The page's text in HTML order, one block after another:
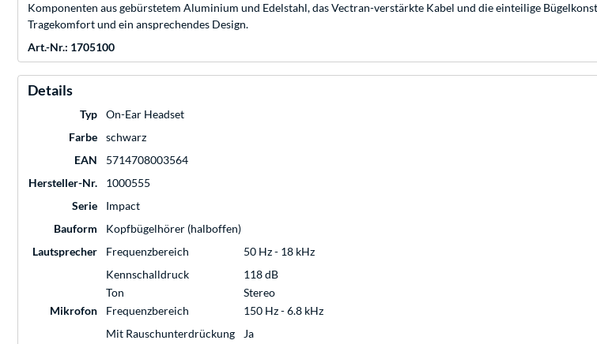
Komponenten aus gebürstetem Aluminium und Edelstahl, das Vectran-verstärkte Kabel und die einteilige
Tragekomfort und ein ansprechendes Design.
Art.-Nr.: 1705100
Details
Typ
On-Ear Headset
Farbe
schwarz
EAN
5714708003564
Hersteller-Nr.
1000555
Serie
Impact
Bauform
Kopfbügelhörer (halboffen)
Lautsprecher
Frequenzbereich
50 Hz - 18 kHz
Kennschalldruck
118 dB
Ton
Stereo
Mikrofon
Frequenzbereich
150 Hz - 6.8 kHz
Mit Rauschunterdrückung
Ja